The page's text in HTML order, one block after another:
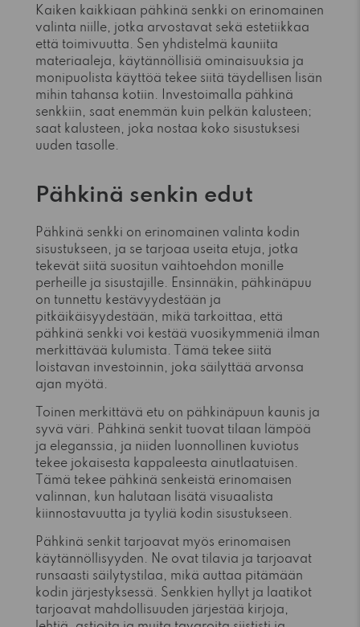
Kaiken kaikkiaan pähkinä senkki on erinomainen
valinta niille, jotka arvostavat sekä estetiikkaa
että toimivuutta. Sen yhdistelmä kauniita
materiaaleja, käytännöllisiä ominaisuuksia ja
monipuolista käyttöä tekee siitä täydellisen lisän
mihin tahansa kotiin. Investoimalla pähkinä
senkkiin, saat enemmän kuin pelkän kalusteen;
saat kalusteen, joka nostaa koko sisustuksesi
uuden tasolle.
Pähkinä senkin edut
Pähkinä senkki on erinomainen valinta kodin
sisustukseen, ja se tarjoaa useita etuja, jotka
tekevät siitä suositun vaihtoehdon monille
perheille ja sisustajille. Ensinnäkin, pähkinäpuu
on tunnettu kestävyydestään ja
pitkäikäisyydestään, mikä tarkoittaa, että
pähkinä senkki voi kestää vuosikymmeniä ilman
merkittävää kulumista. Tämä tekee siitä
loistavan investoinnin, joka säilyttää arvonsa
ajan myötä.
Toinen merkittävä etu on pähkinäpuun kaunis ja
syvä väri. Pähkinä senkit tuovat tilaan lämpöä
ja eleganssia, ja niiden luonnollinen kuviotus
tekee jokaisesta kappaleesta ainutlaatuisen.
Tämä tekee pähkinä senkeistä erinomaisen
valinnan, kun halutaan lisätä visuaalista
kiinnostavuutta ja tyyliä kodin sisustukseen.
Pähkinä senkit tarjoavat myös erinomaisen
käytännöllisyyden. Ne ovat tilavia ja tarjoavat
runsaasti säilytystilaa, mikä auttaa pitämään
kodin järjestyksessä. Senkkien hyllyt ja laatikot
tarjoavat mahdollisuuden järjestää kirjoja,